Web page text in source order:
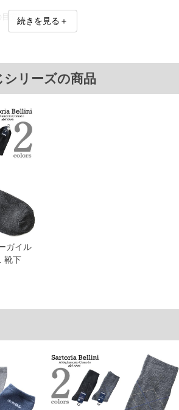
目安]
場合】
す。
い。（裾上げ無料対象商品は1本につき税込6,000円以
の商品は有料（500円+税）となります。）
時間を頂く場合がございます。
換不可となりますので、予めご了承下さい。
品がございます。(例：裾にファスナーや調節ひもが付
されている等)
誤差がございます。また、お客様がご使用の環境（コ
品の色味が若干異なる場合がございます。予めご了承
お客様にご迷惑をお掛けしてしまう場合がございま
大限に努めておりますが、もしあった場合速やかにご
続きを見る＋
シリーズの商品
ガイル
靴下